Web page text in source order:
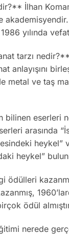
İlhan
akademisyendir.
yılında
tarzı
anlayışını
metal ve taş
bilinen eserleri
arasında
heykel”
heykel”
ödülleri
ödül
nerede